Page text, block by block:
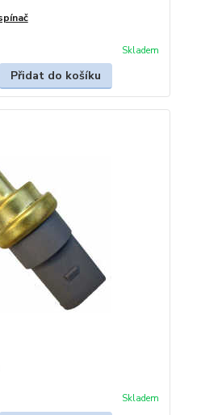
Skladem
Přidat do košíku
Skladem